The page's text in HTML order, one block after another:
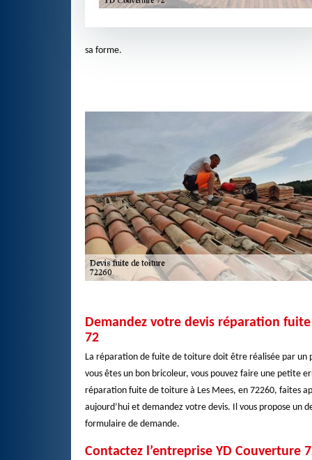
sa forme.
Demandez votre devis réparation
72
La réparation de fuite de toiture doit être réalisée par un
vous êtes un bon bricoleur, vous pouvez faire une petite
réparation fuite de toiture à Les Mees, en 72260, faites
aujourd’hui et demandez votre devis. Il vous propose un
formulaire de demande.
Contactez l’entreprise YD